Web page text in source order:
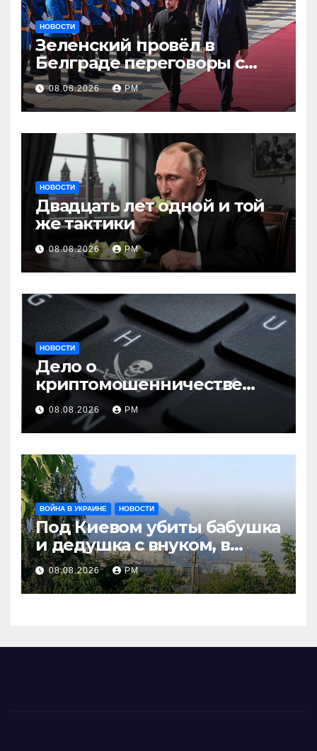
НОВОСТИ
Зеленский провёл в
Белграде переговоры с
Вучичем
08.08.2026 РМ
НОВОСТИ
Двадцать лет одной и той
же тактики
08.08.2026 РМ
НОВОСТИ
Дело о
криптомошенничестве
оборачивают в содействие
терроризму
08.08.2026 РМ
ВОЙНА В УКРАИНЕ НОВОСТИ
Под Киевом убиты бабушка
и дедушка с внуком, в
Поволжье и на Кубани
вновь горят НПЗ
08.08.2026 РМ